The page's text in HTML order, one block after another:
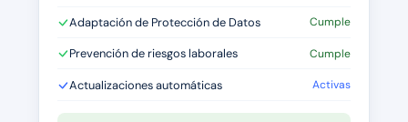
Adaptación de Protección de Datos Cumple
Prevención de riesgos laborales Cumple
Actualizaciones automáticas Activas